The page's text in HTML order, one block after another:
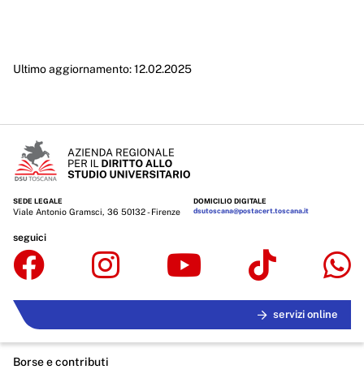
Provvedimenti
Controlli sulle imprese
Bandi di gara e contratti
Sovvenzioni, contributi, sussidi, vantaggi economici
Bilanci
Beni immobili e gestione patrimonio
Servizi erogati
Ultimo aggiornamento: 12.02.2025
SEDE LEGALE
Viale Antonio Gramsci, 36 50132 - Firenze
DOMICILIO DIGITALE
dsutoscana@postacert.toscana.it
seguici
servizi online
Borse e contributi